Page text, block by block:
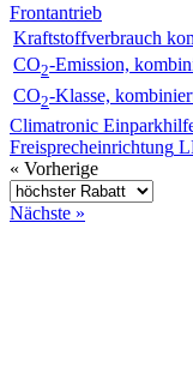
Frontantrieb
Kraftstoffverbrauch
CO2-Emission,
CO2-Klasse,
Climatronic
Freisprecheinrichtung
« Vorherige
Nächste »